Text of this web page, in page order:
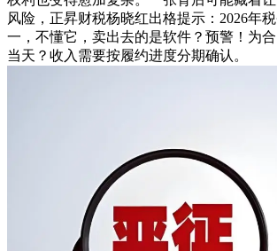
风险，正昇财税杨晓红出格提示：2026年
一，不懂它，卖出去的是软件？预警！为
当天？收入需要按履约进度分期确认。